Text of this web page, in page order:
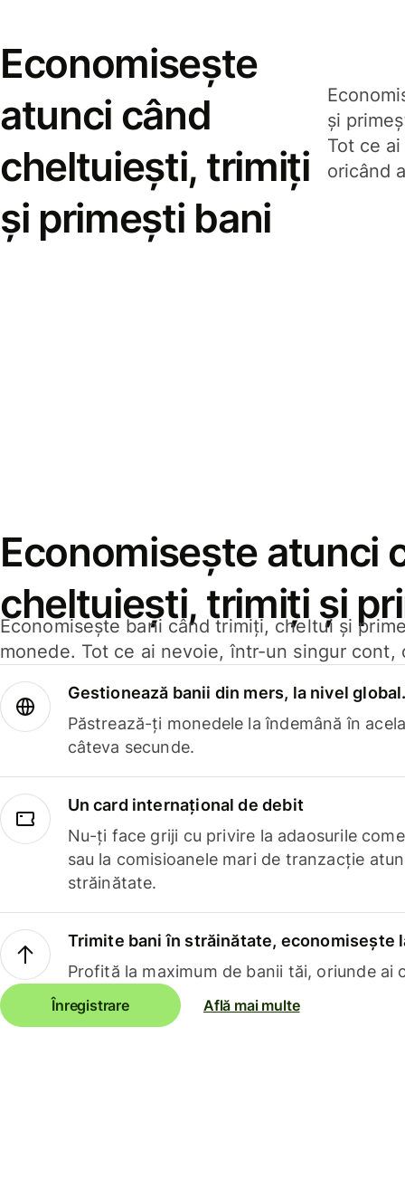
Economisește
atunci când
cheltuiești, trimiți
și primești bani
și
Tot ce
oricând
Economisește atunci
cheltuiești, trimiți și
Economisește bani când trimiți, cheltui și
monede. Tot ce ai nevoie, într-un singur cont,
Gestionează banii din mers, la nivel
Păstrează-ți monedele la îndemână în
câteva secunde.
Un card internațional de debit
Nu-ți face griji cu privire la adaosurile
sau la comisioanele mari de tranzacție
străinătate.
Trimite bani în străinătate, economisește
Profită la maximum de banii tăi, oriunde ai
Înregistrare Află mai multe